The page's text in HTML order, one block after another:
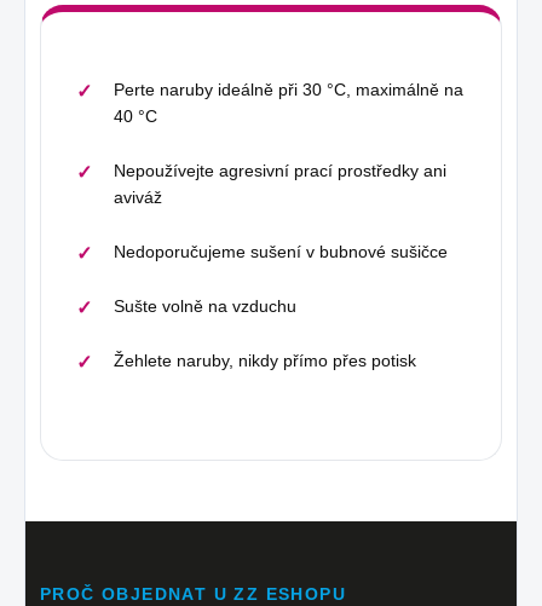
Perte naruby ideálně při 30 °C, maximálně na
40 °C
Nepoužívejte agresivní prací prostředky ani
aviváž
Nedoporučujeme sušení v bubnové sušičce
Sušte volně na vzduchu
Žehlete naruby, nikdy přímo přes potisk
PROČ OBJEDNAT U ZZ ESHOPU